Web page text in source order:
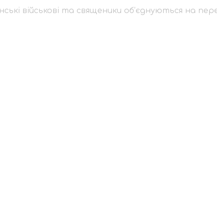
військові та священики об’єднуються на